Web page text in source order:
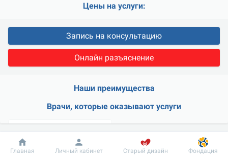
Цены на услуги:
Запись на консультацию
Онлайн разъяснение
Наши преимущества
Врачи, которые оказывают услуги
Добробут Информация Пациенту
Главная Личный кабинет Старый дизайн Фондация